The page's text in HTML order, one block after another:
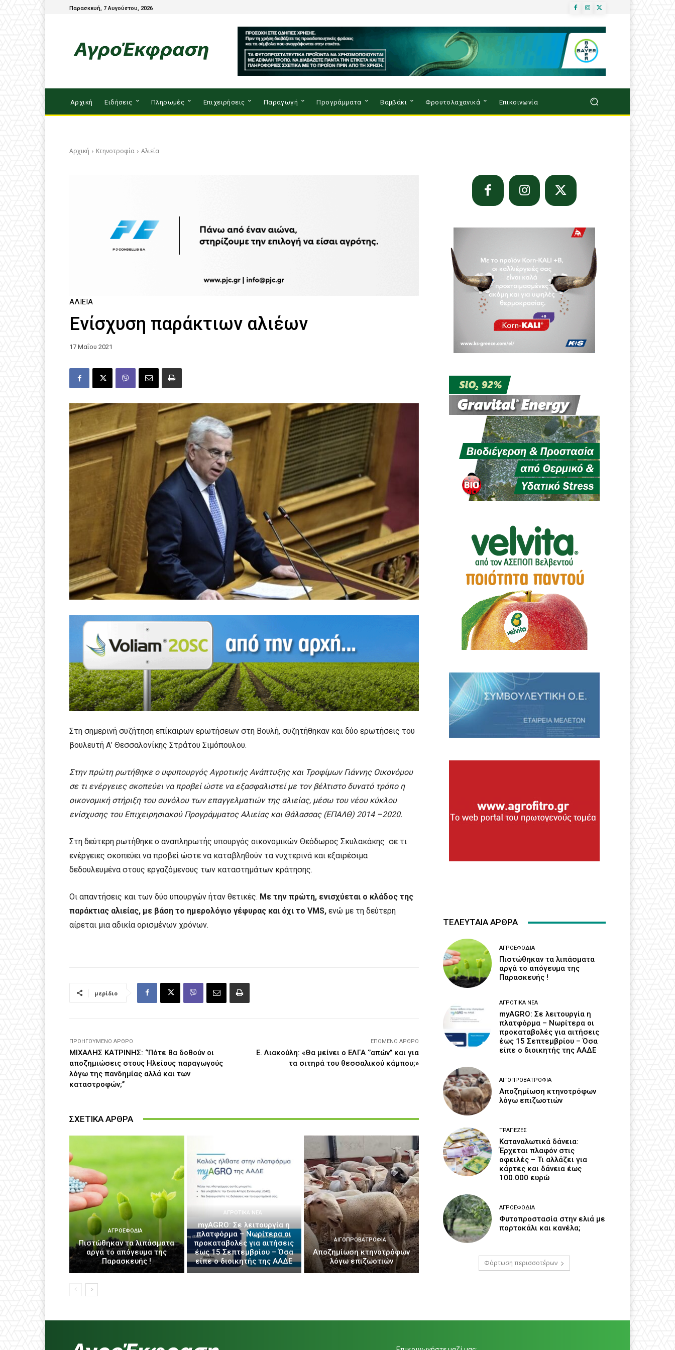
Παρασκευή, 7 Αυγούστου, 2026
Αρχική Ειδήσεις Πληρωμές Επιχειρήσεις Παραγωγή Προγράμματα Βαμβάκι Φρουτολαχανικά Επικοινωνία
Αρχική Κτηνοτροφία Αλιεία
ΑΛΙΕΊΑ
Ενίσχυση παράκτιων αλιέων
17 Μαΐου 2021
Στη σημερινή συζήτηση επίκαιρων ερωτήσεων στη Βουλή, συζητήθηκαν και δύο ερωτήσεις του
βουλευτή Α’ Θεσσαλονίκης Στράτου Σιμόπουλου.
Στην πρώτη ρωτήθηκε ο υφυπουργός Αγροτικής Ανάπτυξης και Τροφίμων Γιάννης Οικονόμου
σε τι ενέργειες σκοπεύει να προβεί ώστε να εξασφαλιστεί με τον βέλτιστο δυνατό τρόπο η
οικονομική στήριξη του συνόλου των επαγγελματιών της αλιείας, μέσω του νέου κύκλου
ενίσχυσης του Επιχειρησιακού Προγράμματος Αλιείας και Θάλασσας (ΕΠΑΛΘ) 2014 –2020.
Στη δεύτερη ρωτήθηκε ο αναπληρωτής υπουργός οικονομικών Θεόδωρος Σκυλακάκης σε τι
ενέργειες σκοπεύει να προβεί ώστε να καταβληθούν τα νυχτερινά και εξαιρέσιμα
δεδουλευμένα στους εργαζόμενους των καταστημάτων κράτησης.
Οι απαντήσεις και των δύο υπουργών ήταν θετικές. Με την πρώτη, ενισχύεται ο κλάδος της
παράκτιας αλιείας, με βάση το ημερολόγιο γέφυρας και όχι το VMS, ενώ με τη δεύτερη
αίρεται μια αδικία ορισμένων χρόνων.
μερίδιο
ΠΡΟΗΓΟΎΜΕΝΟ ΆΡΘΡΟ
ΜΙΧΑΛΗΣ ΚΑΤΡΙΝΗΣ: ‘’Πότε θα δοθούν οι
αποζημιώσεις στους Ηλείους παραγωγούς
λόγω της πανδημίας αλλά και των
καταστροφών;’’
ΕΠΌΜΕΝΟ ΆΡΘΡΟ
Ε. Λιακούλη: «Θα μείνει ο ΕΛΓΑ ‘’απών’’ και για
τα σιτηρά του θεσσαλικού κάμπου;»
ΣΧΕΤΙΚΑ ΑΡΘΡΑ
ΑΓΡΟΕΦΌΔΙΑ
Πιστώθηκαν τα λιπάσματα
αργά το απόγευμα της
Παρασκευής !
ΑΓΡΟΤΙΚΆ ΝΈΑ
myAGRO: Σε λειτουργία η
πλατφόρμα – Νωρίτερα οι
προκαταβολές για αιτήσεις
έως 15 Σεπτεμβρίου – Όσα
είπε ο διοικητής της ΑΑΔΕ
ΑΙΓΟΠΡΟΒΑΤΡΟΦΊΑ
Αποζημίωση κτηνοτρόφων
λόγω επιζωοτιών
ΤΕΛΕΥΤΑΙΑ ΑΡΘΡΑ
ΑΓΡΟΕΦΌΔΙΑ
Πιστώθηκαν τα λιπάσματα
αργά το απόγευμα της
Παρασκευής !
ΑΓΡΟΤΙΚΆ ΝΈΑ
myAGRO: Σε λειτουργία η
πλατφόρμα – Νωρίτερα οι
προκαταβολές για αιτήσεις
έως 15 Σεπτεμβρίου – Όσα
είπε ο διοικητής της ΑΑΔΕ
ΑΙΓΟΠΡΟΒΑΤΡΟΦΊΑ
Αποζημίωση κτηνοτρόφων
λόγω επιζωοτιών
ΤΡΆΠΕΖΕΣ
Καταναλωτικά δάνεια:
Έρχεται πλαφόν στις
οφειλές – Τι αλλάζει για
κάρτες και δάνεια έως
100.000 ευρώ
ΑΓΡΟΕΦΌΔΙΑ
Φυτοπροστασία στην ελιά με
πορτοκάλι και κανέλα;
Φόρτωση περισσοτέρων